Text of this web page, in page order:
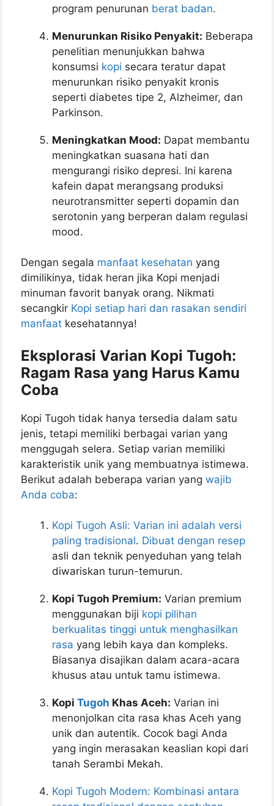
program penurunan berat badan.
Menurunkan Risiko Penyakit: Beberapa
penelitian menunjukkan bahwa
konsumsi kopi secara teratur dapat
menurunkan risiko penyakit kronis
seperti diabetes tipe 2, Alzheimer, dan
Parkinson.
Meningkatkan Mood: Dapat membantu
meningkatkan suasana hati dan
mengurangi risiko depresi. Ini karena
kafein dapat merangsang produksi
neurotransmitter seperti dopamin dan
serotonin yang berperan dalam regulasi
mood.
Dengan segala manfaat kesehatan yang
dimilikinya, tidak heran jika Kopi menjadi
minuman favorit banyak orang. Nikmati
secangkir Kopi setiap hari dan rasakan sendiri
manfaat kesehatannya!
Eksplorasi Varian Kopi Tugoh:
Ragam Rasa yang Harus Kamu
Coba
Kopi Tugoh tidak hanya tersedia dalam satu
jenis, tetapi memiliki berbagai varian yang
menggugah selera. Setiap varian memiliki
karakteristik unik yang membuatnya istimewa.
Berikut adalah beberapa varian yang wajib
Anda coba:
Kopi Tugoh Asli: Varian ini adalah versi
paling tradisional. Dibuat dengan resep
asli dan teknik penyeduhan yang telah
diwariskan turun-temurun.
Kopi Tugoh Premium: Varian premium
menggunakan biji kopi pilihan
berkualitas tinggi untuk menghasilkan
rasa yang lebih kaya dan kompleks.
Biasanya disajikan dalam acara-acara
khusus atau untuk tamu istimewa.
Kopi Tugoh Khas Aceh: Varian ini
menonjolkan cita rasa khas Aceh yang
unik dan autentik. Cocok bagi Anda
yang ingin merasakan keaslian kopi dari
tanah Serambi Mekah.
Kopi Tugoh Modern: Kombinasi antara